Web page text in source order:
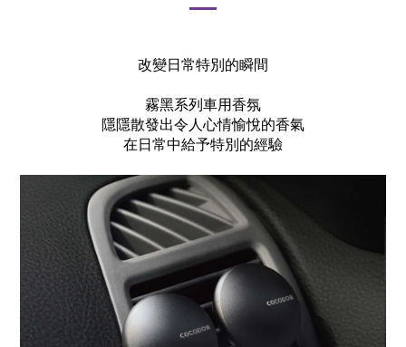
改變日常特別的瞬間
霧黑系列車用香氛
隱隱散發出令人心情愉悅的香氣
在日常中給予特別的經驗